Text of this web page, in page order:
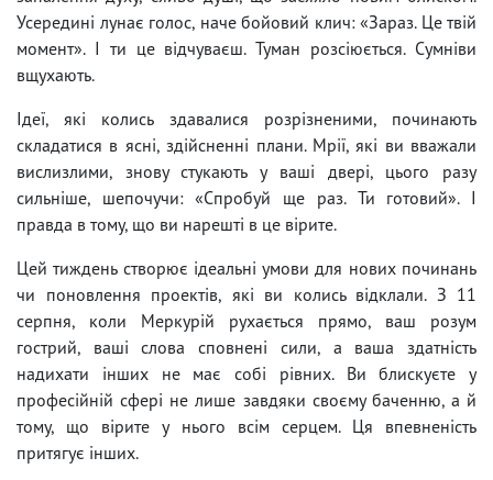
Усередині лунає голос, наче бойовий клич: «Зараз. Це твій
момент». І ти це відчуваєш. Туман розсіюється. Сумніви
вщухають.
Ідеї, які колись здавалися розрізненими, починають
складатися в ясні, здійсненні плани. Мрії, які ви вважали
вислизлими, знову стукають у ваші двері, цього разу
сильніше, шепочучи: «Спробуй ще раз. Ти готовий». І
правда в тому, що ви нарешті в це вірите.
Цей тиждень створює ідеальні умови для нових починань
чи поновлення проектів, які ви колись відклали. З 11
серпня, коли Меркурій рухається прямо, ваш розум
гострий, ваші слова сповнені сили, а ваша здатність
надихати інших не має собі рівних. Ви блискуєте у
професійній сфері не лише завдяки своєму баченню, а й
тому, що вірите у нього всім серцем. Ця впевненість
притягує інших.